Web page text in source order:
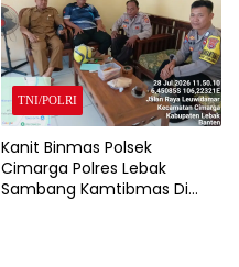
TNI/POLRI
Kanit Binmas Polsek
Cimarga Polres Lebak
Sambang Kamtibmas Di